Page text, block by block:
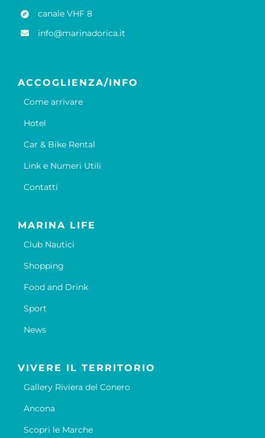
canale VHF 8
info@marinadorica.it
ACCOGLIENZA/INFO
Come arrivare
Hotel
Car & Bike Rental
Link e Numeri Utili
Contatti
MARINA LIFE
Club Nautici
Shopping
Food and Drink
Sport
News
VIVERE IL TERRITORIO
Gallery Riviera del Conero
Ancona
Scopri le Marche